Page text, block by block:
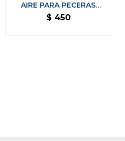
AIRE PARA PECERAS
ACUARIO 1 SALIDA
$ 450